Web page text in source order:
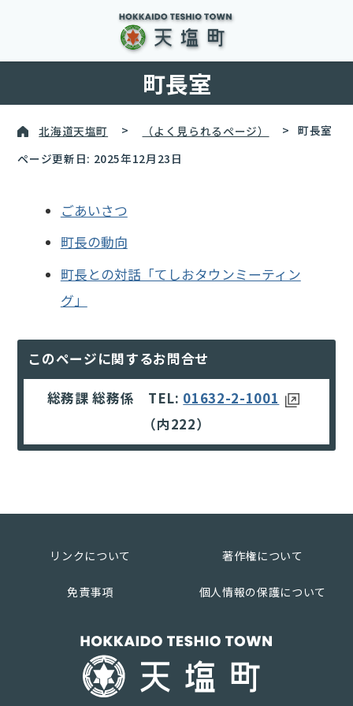
町長室
北海道天塩町 > （よく見られるページ） >
町長室
ページ更新日: 2025年12月23日
ごあいさつ
町長の動向
町長との対話「てしおタウンミーティン
グ」
このページに関するお問合せ
総務課 総務係 TEL: 01632-2-1001
（内222）
リンクについて 著作権について
免責事項 個人情報の保護について